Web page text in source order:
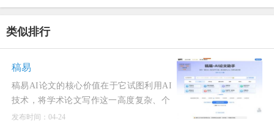
类似排行
稿易
稿易AI论文的核心价值在于它试图利用AI
技术，将学术论文写作这一高度复杂、个
性化的脑力劳动，部分转化为一个标准
发布时间：04-24